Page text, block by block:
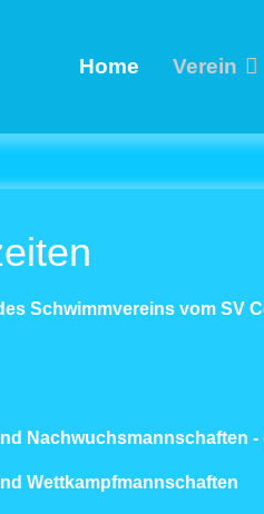
Home Verein
Schwimmvereins vom SV
Nachwuchsmannschaften
Wettkampfmannschaften